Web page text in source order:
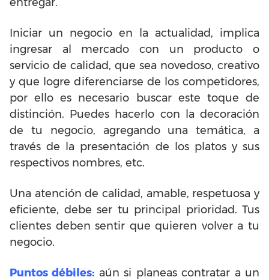
Iniciar un negocio en la actualidad, implica
ingresar al mercado con un producto o
servicio de calidad, que sea novedoso, creativo
y que logre diferenciarse de los competidores,
por ello es necesario buscar este toque de
distinción. Puedes hacerlo con la decoración
de tu negocio, agregando una temática, a
través de la presentación de los platos y sus
respectivos nombres, etc.
Una atención de calidad, amable, respetuosa y
eficiente, debe ser tu principal prioridad. Tus
clientes deben sentir que quieren volver a tu
negocio.
Puntos débiles: aún si planeas contratar a un